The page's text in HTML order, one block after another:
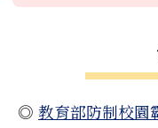
◎ 教育部防制校園